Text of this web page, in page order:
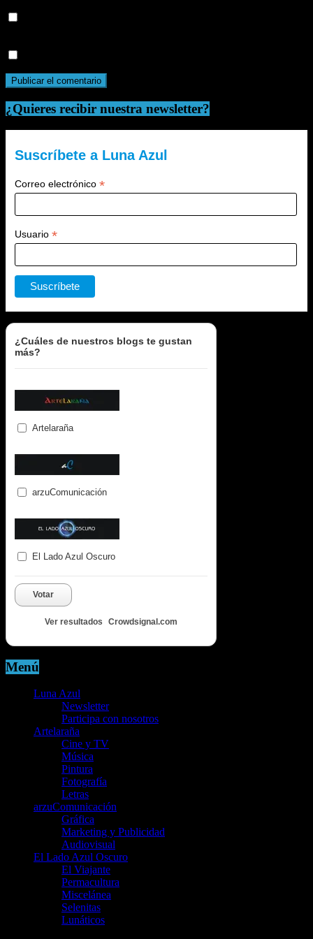
¿Quieres recibir nuestra newsletter?
Suscríbete a Luna Azul
Correo electrónico *
Usuario *
¿Cuáles de nuestros blogs te gustan
más?
Artelaraña
arzuComunicación
El Lado Azul Oscuro
Votar
Ver resultados Crowdsignal.com
Menú
Luna Azul
Newsletter
Participa con nosotros
Artelaraña
Cine y TV
Música
Pintura
Fotografía
Letras
arzuComunicación
Gráfica
Marketing y Publicidad
Audiovisual
El Lado Azul Oscuro
El Viajante
Permacultura
Miscelánea
Selenitas
Lunáticos